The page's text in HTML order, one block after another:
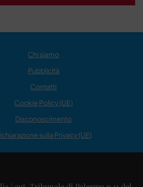
Chi siamo
Pubblicità
Contatti
Cookie Policy (UE)
Disconoscimento
sulla Privacy (UE)